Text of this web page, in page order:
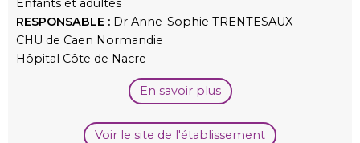
Enfants et adultes
RESPONSABLE : Dr Anne-Sophie TRENTESAUX
CHU de Caen Normandie
Hôpital Côte de Nacre
En savoir plus
Voir le site de l'établissement